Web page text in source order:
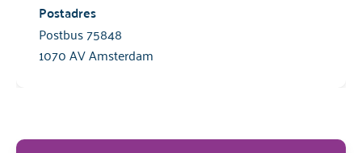
Postadres
Postbus 75848
1070 AV Amsterdam